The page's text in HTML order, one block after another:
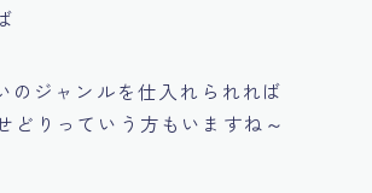
のジャンルを仕入れられれば
どりっていう方もいますね～